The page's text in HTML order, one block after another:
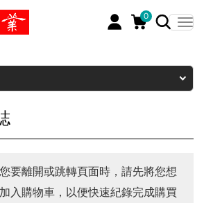
0
要離開或跳轉頁面時，請先將您想
入購物車，以便快速紀錄完成購買